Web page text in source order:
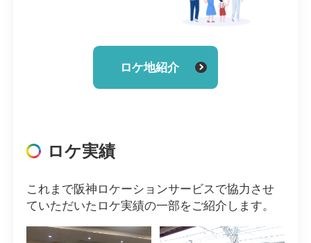
ロケ地紹介
ロケ実績
これまで阪神ロケーションサービスで協力させ
ていただいたロケ実績の一部をご紹介します。